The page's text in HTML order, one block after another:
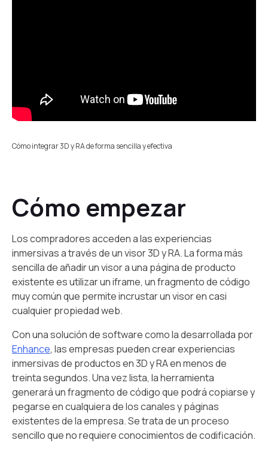
Cómo integrar 3D y RA de forma sencilla y efectiva
Cómo empezar
Los compradores acceden a las experiencias
inmersivas a través de un visor 3D y RA. La forma más
sencilla de añadir un visor a una página de producto
existente es utilizar un iframe, un fragmento de código
muy común que permite incrustar un visor en casi
cualquier propiedad web.
Con una solución de software como la desarrollada por
Enhance, las empresas pueden crear experiencias
inmersivas de productos en 3D y RA en menos de
treinta segundos. Una vez lista, la herramienta
generará un fragmento de código que podrá copiarse y
pegarse en cualquiera de los canales y páginas
existentes de la empresa. Se trata de un proceso
sencillo que no requiere conocimientos de codificación.